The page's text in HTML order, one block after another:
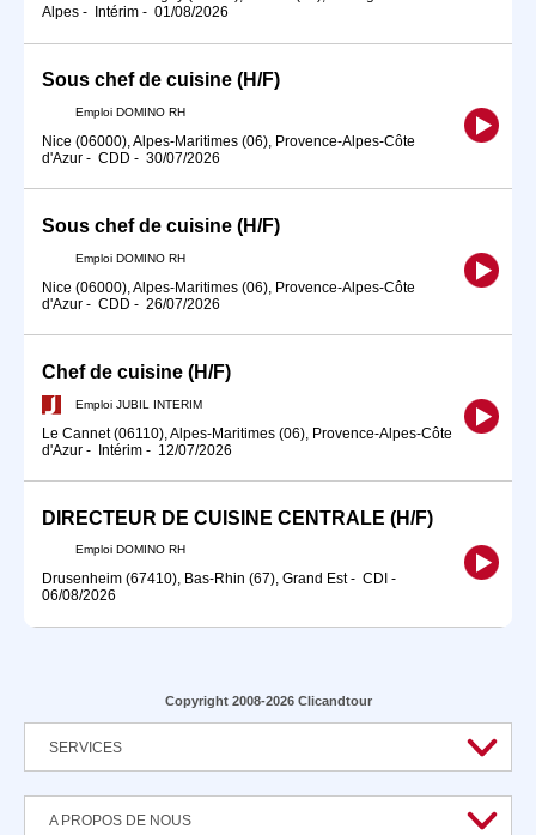
Alpes - Intérim - 01/08/2026
Sous chef de cuisine (H/F)
Emploi DOMINO RH
Nice (06000), Alpes-Maritimes (06), Provence-Alpes-Côte
d'Azur - CDD - 30/07/2026
Sous chef de cuisine (H/F)
Emploi DOMINO RH
Nice (06000), Alpes-Maritimes (06), Provence-Alpes-Côte
d'Azur - CDD - 26/07/2026
Chef de cuisine (H/F)
Emploi JUBIL INTERIM
Le Cannet (06110), Alpes-Maritimes (06), Provence-Alpes-Côte
d'Azur - Intérim - 12/07/2026
DIRECTEUR DE CUISINE CENTRALE (H/F)
Emploi DOMINO RH
Drusenheim (67410), Bas-Rhin (67), Grand Est- CDI -
06/08/2026
Copyright 2008-2026 Clicandtour
SERVICES
A PROPOS DE NOUS